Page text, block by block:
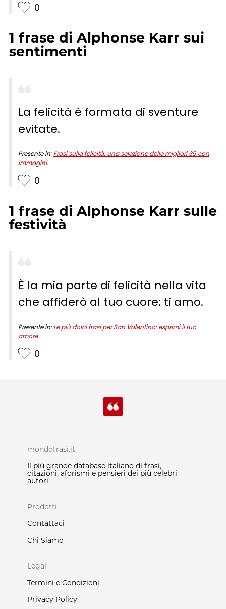
0
1 frase di Alphonse Karr sui
sentimenti
La felicità è formata di sventure
evitate.
Presente in:Frasi sulla felicità: una selezione delle migliori 35 con
immagini.
0
1 frase di Alphonse Karr sulle
festività
È la mia parte di felicità nella vita
che affiderò al tuo cuore: ti amo.
Presente in:Le più dolci frasi per San Valentino: esprimi il tuo
amore
0
mondofrasi.it
Il più grande database italiano di frasi,
citazioni, aforismi e pensieri dei più celebri
autori.
Prodotti
Contattaci
Chi Siamo
Legal
Termini e Condizioni
Privacy Policy